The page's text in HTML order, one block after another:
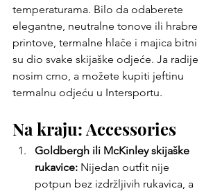
temperaturama. Bilo da odaberete
elegantne, neutralne tonove ili hrabre
printove, termalne hlače i majica bitni
su dio svake skijaške odjeće. Ja radije
nosim crno, a možete kupiti jeftinu
termalnu odjeću u Intersportu.
Na kraju: Accessories
Goldbergh ili McKinley skijaške
rukavice: Nijedan outfit nije
potpun bez izdržljivih rukavica, a